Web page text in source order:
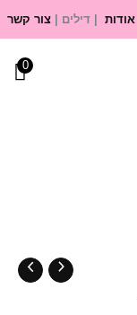
אודות | דילים | צור קשר
0